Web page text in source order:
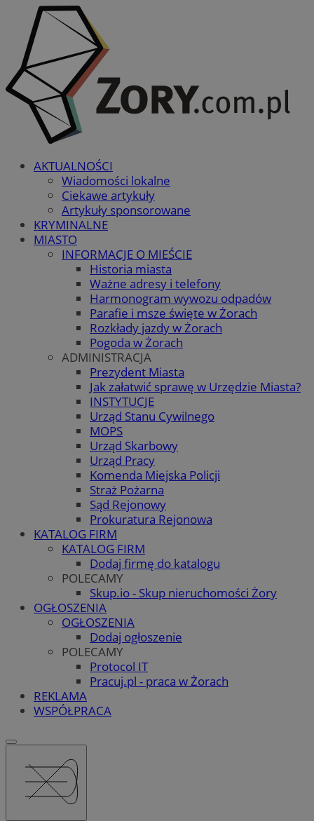
AKTUALNOŚCI
Wiadomości lokalne
Ciekawe artykuły
Artykuły sponsorowane
KRYMINALNE
MIASTO
INFORMACJE O MIEŚCIE
Historia miasta
Ważne adresy i telefony
Harmonogram wywozu odpadów
Parafie i msze święte w Żorach
Rozkłady jazdy w Żorach
Pogoda w Żorach
ADMINISTRACJA
Prezydent Miasta
Jak załatwić sprawę w Urzędzie Miasta?
INSTYTUCJE
Urząd Stanu Cywilnego
MOPS
Urząd Skarbowy
Urząd Pracy
Komenda Miejska Policji
Straż Pożarna
Sąd Rejonowy
Prokuratura Rejonowa
KATALOG FIRM
KATALOG FIRM
Dodaj firmę do katalogu
POLECAMY
Skup.io - Skup nieruchomości Żory
OGŁOSZENIA
OGŁOSZENIA
Dodaj ogłoszenie
POLECAMY
Protocol IT
Pracuj.pl - praca w Żorach
REKLAMA
WSPÓŁPRACA